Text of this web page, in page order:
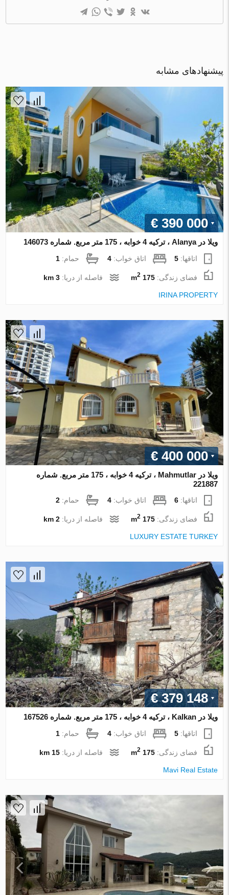
پیشنهادهای مشابه
€ 390 000
ویلا در Alanya ، ترکیه 4 خوابه ، 175 متر مربع. شماره 146073
اتاقها:5 اتاق خواب:4 حمام:1
فضای زندگی:175 m
2 فاصله از دریا:3 km
IRINA PROPERTY
€ 400 000
ویلا در Mahmutlar ، ترکیه 4 خوابه ، 175 متر مربع. شماره
221887
اتاقها:6 اتاق خواب:4 حمام:2
فضای زندگی:175 m
2 فاصله از دریا:2 km
LUXURY ESTATE TURKEY
€ 379 148
ویلا در Kalkan ، ترکیه 4 خوابه ، 175 متر مربع. شماره 167526
اتاقها:5 اتاق خواب:4 حمام:1
فضای زندگی:175 m
2 فاصله از دریا:15 km
Mavi Real Estate